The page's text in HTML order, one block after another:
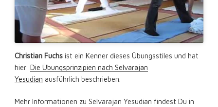
Christian Fuchs ist ein Kenner dieses Übungsstiles und hat
hier Die Übungsprinzipien nach Selvarajan
Yesudian ausführlich beschrieben.
Mehr Informationen zu Selvarajan Yesudian findest Du in